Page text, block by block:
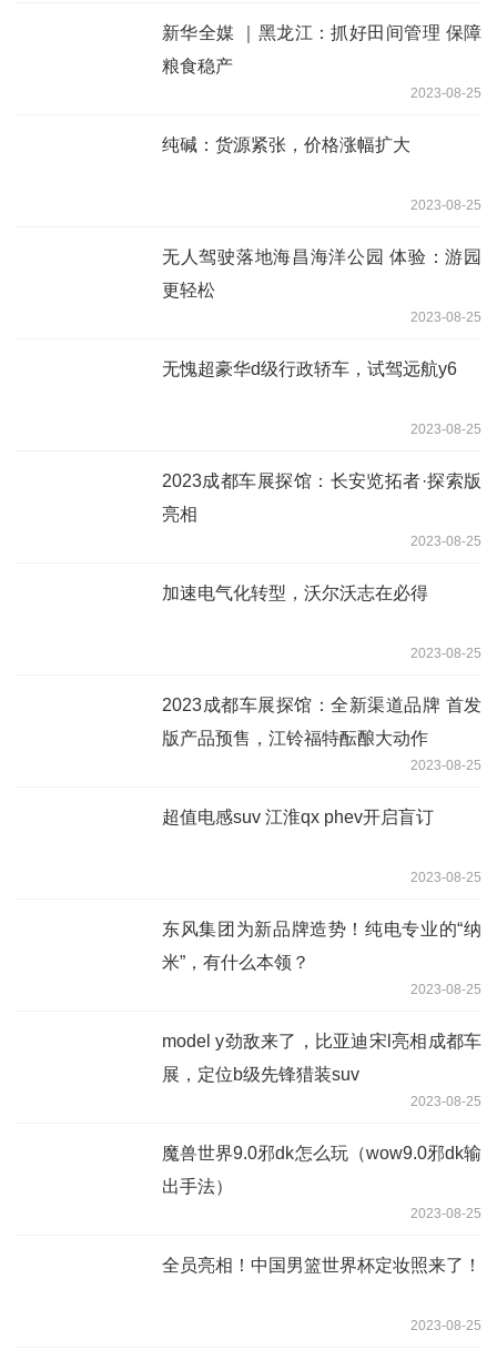
新华全媒 ｜黑龙江：抓好田间管理 保障
粮食稳产
2023-08-25
纯碱：货源紧张，价格涨幅扩大
2023-08-25
无人驾驶落地海昌海洋公园 体验：游园
更轻松
2023-08-25
无愧超豪华d级行政轿车，试驾远航y6
2023-08-25
2023成都车展探馆：长安览拓者·探索版
亮相
2023-08-25
加速电气化转型，沃尔沃志在必得
2023-08-25
2023成都车展探馆：全新渠道品牌 首发
版产品预售，江铃福特酝酿大动作
2023-08-25
超值电感suv 江淮qx phev开启盲订
2023-08-25
东风集团为新品牌造势！纯电专业的“纳
米”，有什么本领？
2023-08-25
model y劲敌来了，比亚迪宋l亮相成都车
展，定位b级先锋猎装suv
2023-08-25
魔兽世界9.0邪dk怎么玩（wow9.0邪dk输
出手法）
2023-08-25
全员亮相！中国男篮世界杯定妆照来了！
2023-08-25